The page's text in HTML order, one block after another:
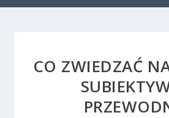
CO ZWIEDZAĆ